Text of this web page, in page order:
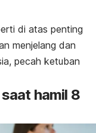
di atas penting
menjelang dan
pecah ketuban
hamil 8